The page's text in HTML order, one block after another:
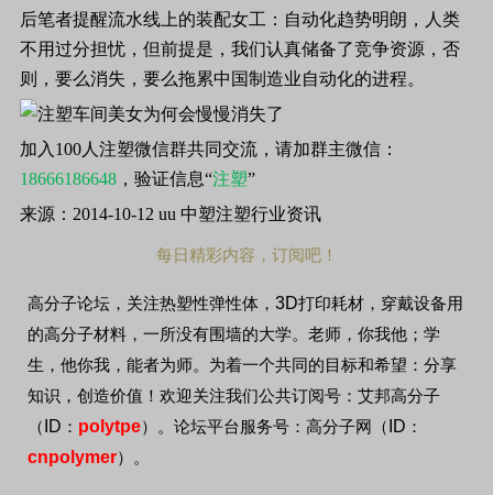
后笔者提醒流水线上的装配女工：自动化趋势明朗，人类
不用过分担忧，但前提是，我们认真储备了竞争资源，否
则，要么消失，要么拖累中国制造业自动化的进程。
加入100人注塑微信群共同交流，请加群主微信：
18666186648 ，验证信息“注塑”
来源： 2014-10-12 uu 中塑注塑行业资讯
每日精彩内容，订阅吧！
高分子论坛，关注热塑性弹性体， 3D打印耗材，穿戴设备用
的高分子材料，一所没有围墙的大学。老师，你我他；学
生，他你我，能者为师。为着一个共同的目标和希望：分享
知识，创造价值！欢迎关注我们公共订阅号：艾邦高分子
（ ID ： polytpe）。论坛平台服务号：高分子网（ ID ：
cnpolymer）。